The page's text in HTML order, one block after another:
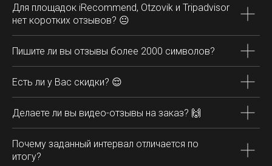
Для площадок iRecommend, Otzovik и Tripadvisor
нет коротких отзывов? 😐
Пишите ли вы отзывы более 2000 символов?
Есть ли у Вас скидки? 😌
Делаете ли вы видео-отзывы на заказ? 🙌
Почему заданный интервал отличается по
итогу?